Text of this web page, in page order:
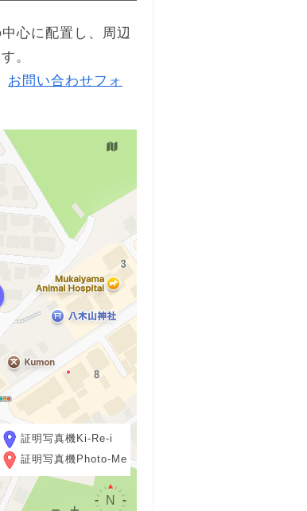
心に配置し、周辺
。
お問い合わせフォ
証明写真機Ki-Re-i
証明写真機Photo-Me